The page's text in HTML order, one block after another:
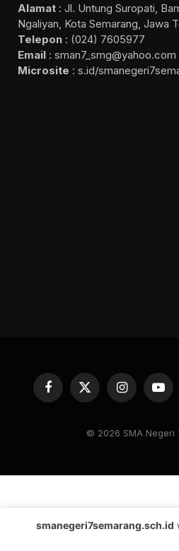
Alamat : Jl. Untung Suropati,
Ngaliyan, Kota Semarang, Jawa
Telepon : (024) 7605977
Email : sman7_smg@yahoo.com
Microsite : s.id/
Facebook
X
(Twitter)
Instagram
© 2026 SMA Negeri
smanegeri7semarang.sch.id